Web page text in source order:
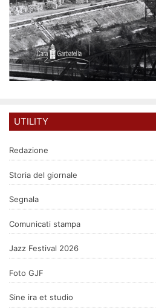
UTILITY
Redazione
Storia del giornale
Segnala
Comunicati stampa
Jazz Festival 2026
Foto GJF
Sine ira et studio